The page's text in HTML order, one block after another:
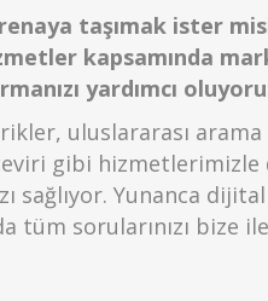
taşımak ister
kapsamında
yardımcı
uluslararası
gibi
sağlıyor. Yunanca
tüm sorularınızı bize